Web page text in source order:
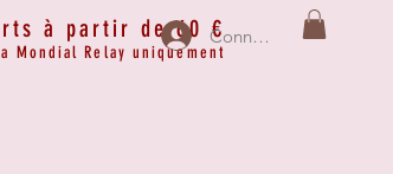
Connexion
à partir de 60 €
Mondial Relay uniquement